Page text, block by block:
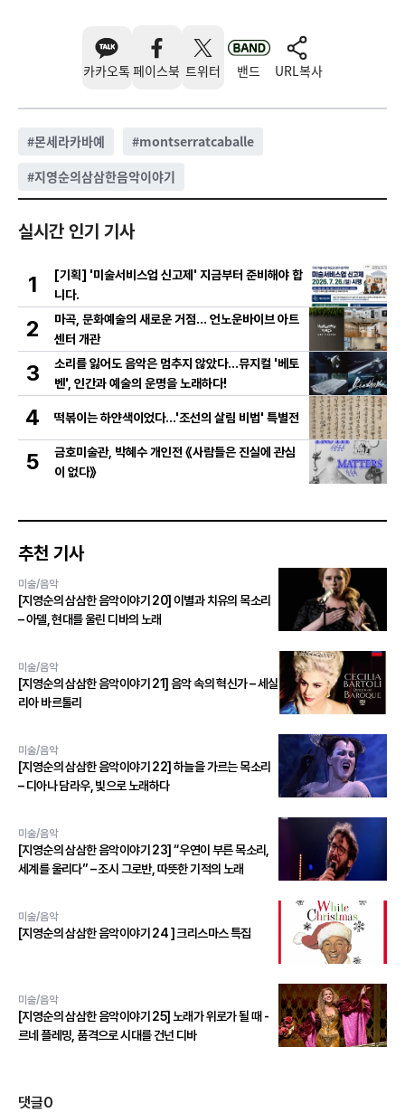
카카오톡 페이스북 트위터 밴드 URL복사
#몬세라카바예 #montserratcaballe
#지영순의삼삼한음악이야기
실시간 인기 기사
1
[기획] '미술서비스업 신고제' 지금부터 준비해야 합
니다.
2
마곡, 문화예술의 새로운 거점… 언노운바이브 아트
센터 개관
3
소리를 잃어도 음악은 멈추지 않았다…뮤지컬 '베토
벤', 인간과 예술의 운명을 노래하다!
4 떡볶이는 하얀색이었다...'조선의 살림 비법' 특별전
5
금호미술관, 박혜수 개인전 《사람들은 진실에 관심
이 없다》
추천 기사
미술/음악
[지영순의 삼삼한 음악이야기 20] 이별과 치유의 목소리
– 아델, 현대를 울린 디바의 노래
미술/음악
[지영순의 삼삼한 음악이야기 21] 음악 속의 혁신가 – 세실
리아 바르톨리
미술/음악
[지영순의 삼삼한 음악이야기 22] 하늘을 가르는 목소리
– 디아나 담라우, 빛으로 노래하다
미술/음악
[지영순의 삼삼한 음악이야기 23] “우연이 부른 목소리,
세계를 울리다” – 조시 그로반, 따뜻한 기적의 노래
미술/음악
[지영순의 삼삼한 음악이야기 24 ] 크리스마스 특집
미술/음악
[지영순의 삼삼한 음악이야기 25] 노래가 위로가 될 때 -
르네 플레밍, 품격으로 시대를 건넌 디바
댓글0